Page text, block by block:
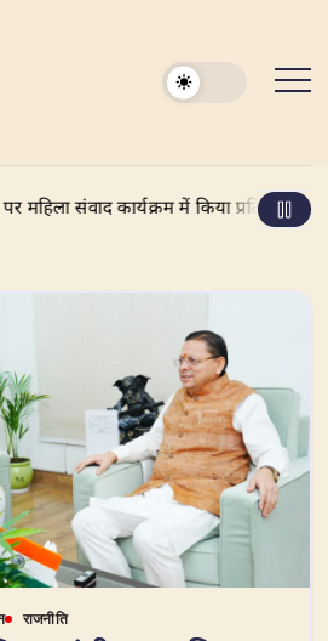
कार्यक्रम में किया प्रतिभाग, उल्लेखनीय
राजनीति